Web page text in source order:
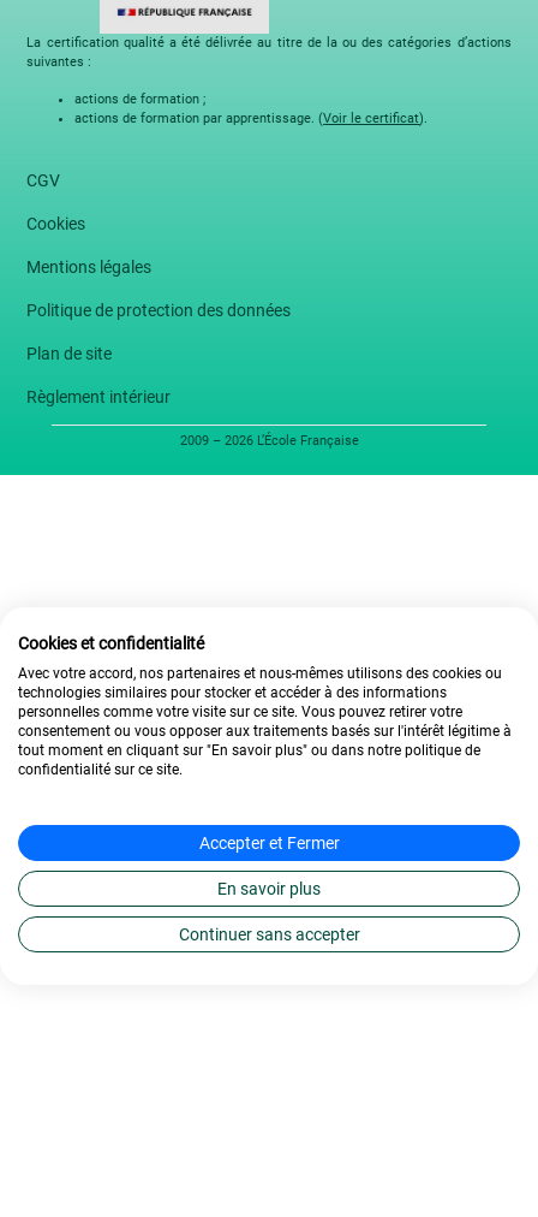
La certification qualité a été délivrée au titre de la ou des catégories d’actions
suivantes :
actions de formation ;
actions de formation par apprentissage. (Voir le certificat).
CGV
Cookies
Mentions légales
Politique de protection des données
Plan de site
Règlement intérieur
2009 – 2026 L’École Française
Cookies et confidentialité
Avec votre accord, nos partenaires et nous-mêmes utilisons des cookies ou
technologies similaires pour stocker et accéder à des informations
personnelles comme votre visite sur ce site. Vous pouvez retirer votre
consentement ou vous opposer aux traitements basés sur l'intérêt légitime à
tout moment en cliquant sur "En savoir plus" ou dans notre politique de
confidentialité sur ce site.
Accepter et Fermer
En savoir plus
Continuer sans accepter